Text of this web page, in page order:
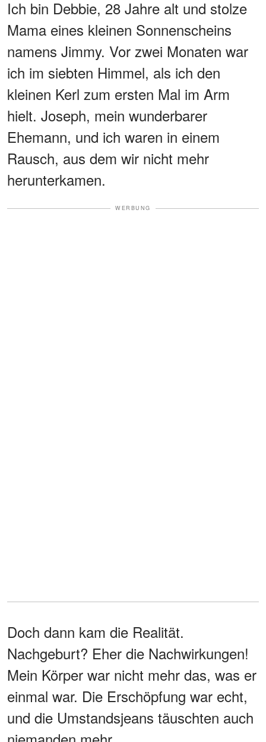
Ich bin Debbie, 28 Jahre alt und stolze
Mama eines kleinen Sonnenscheins
namens Jimmy. Vor zwei Monaten war
ich im siebten Himmel, als ich den
kleinen Kerl zum ersten Mal im Arm
hielt. Joseph, mein wunderbarer
Ehemann, und ich waren in einem
Rausch, aus dem wir nicht mehr
herunterkamen.
WERBUNG
Doch dann kam die Realität.
Nachgeburt? Eher die Nachwirkungen!
Mein Körper war nicht mehr das, was er
einmal war. Die Erschöpfung war echt,
und die Umstandsjeans täuschten auch